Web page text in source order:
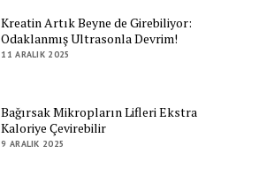
Kreatin Artık Beyne de Girebiliyor:
Odaklanmış Ultrasonla Devrim!
11 ARALIK 2025
Bağırsak Mikropların Lifleri Ekstra
Kaloriye Çevirebilir
9 ARALIK 2025